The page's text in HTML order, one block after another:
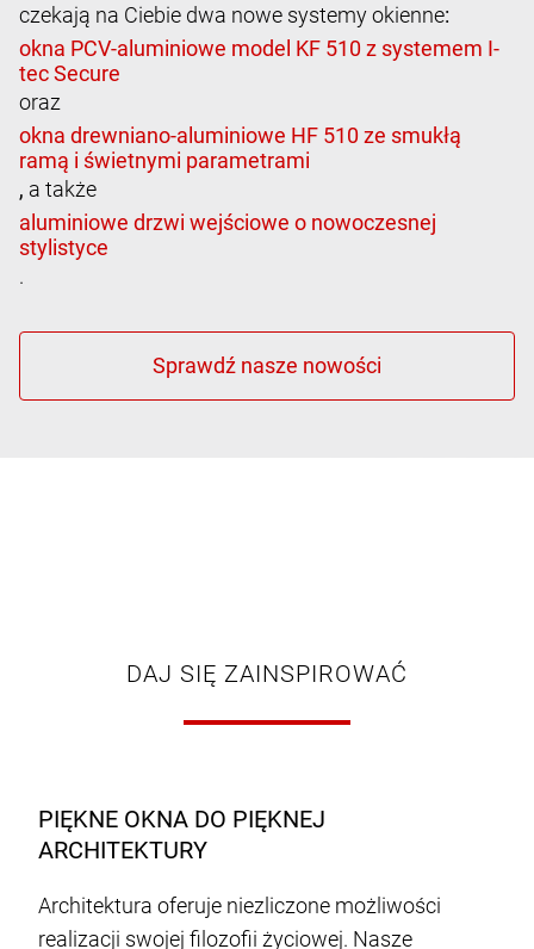
czekają na Ciebie dwa nowe systemy okienne:
oraz
, a także
.
DAJ SIĘ ZAINSPIROWAĆ
PIĘKNE OKNA DO PIĘKNEJ
ARCHITEKTURY
Architektura oferuje niezliczone możliwości
realizacji swojej filozofii życiowej. Nasze